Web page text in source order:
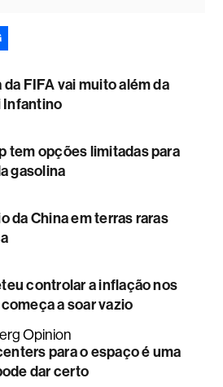
FIFA vai muito além da
Infantino
tem opções limitadas para
gasolina
da China em terras raras
controlar a inflação nos
a soar vazio
Opinion
para o espaço é uma
dar certo